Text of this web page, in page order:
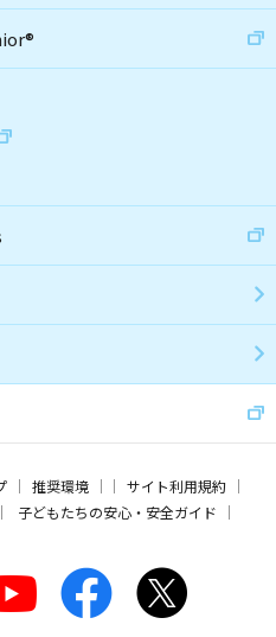
®
推奨環境
サイト利用規約
子どもたちの安心・安全ガイド